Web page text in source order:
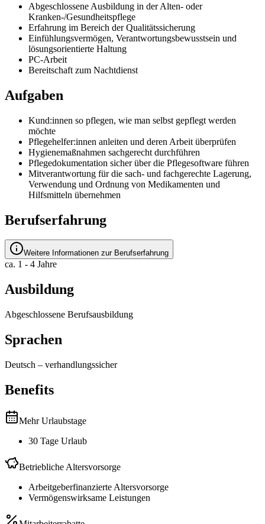
Abgeschlossene Ausbildung in der Alten- oder
Kranken-/Gesundheitspflege
Erfahrung im Bereich der Qualitätssicherung
Einfühlungsvermögen, Verantwortungsbewusstsein und
lösungsorientierte Haltung
PC-Arbeit
Bereitschaft zum Nachtdienst
Aufgaben
Kund:innen so pflegen, wie man selbst gepflegt werden
möchte
Pflegehelfer:innen anleiten und deren Arbeit überprüfen
Hygienemaßnahmen sachgerecht durchführen
Pflegedokumentation sicher über die Pflegesoftware führen
Mitverantwortung für die sach- und fachgerechte Lagerung,
Verwendung und Ordnung von Medikamenten und
Hilfsmitteln übernehmen
Berufserfahrung
Weitere Informationen zur Berufserfahrung
ca. 1 - 4 Jahre
Ausbildung
Abgeschlossene Berufsausbildung
Sprachen
Deutsch – verhandlungssicher
Benefits
Mehr Urlaubstage
30 Tage Urlaub
Betriebliche Altersvorsorge
Arbeitgeberfinanzierte Altersvorsorge
Vermögenswirksame Leistungen